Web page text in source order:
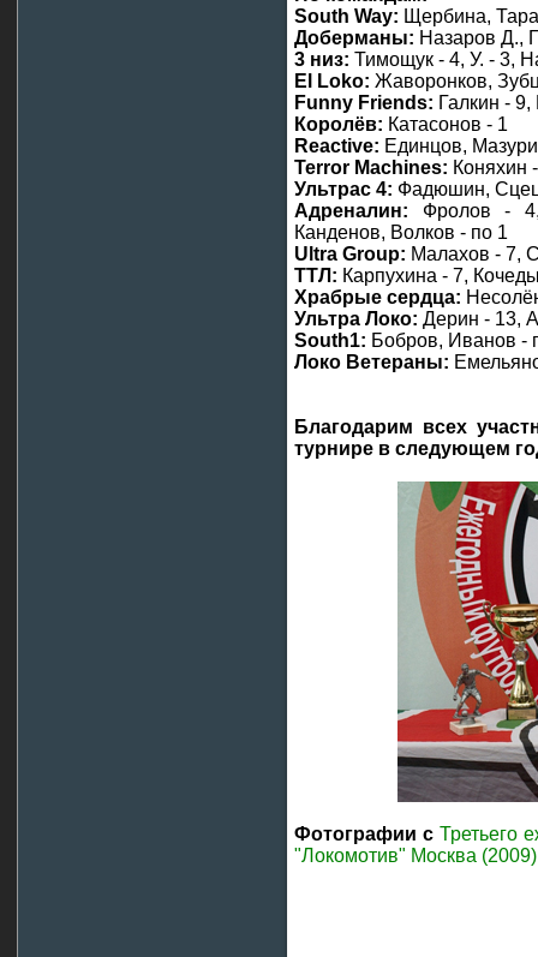
South Way: Щербина,
Доберманы: Назаров Д.,
3 низ: Тимощук - 4, У. - 3,
El Loko: Жаворонков,
Funny Friends: Галкин -
Королёв: Катасонов - 1
Reactive: Единцов,
Terror Machines: Коняхин
Ультрас 4: Фадюшин,
Адреналин: Фролов -
Канденов, Волков - по 1
Ultra Group: Малахов - 7,
ТТЛ: Карпухина - 7,
Храбрые сердца:
Ультра Локо: Дерин - 13,
South1: Бобров, Иванов -
Локо Ветераны:
Благодарим всех
турнире в следующем
Фотографии с Третьего
"Локомотив" Москва (2009)